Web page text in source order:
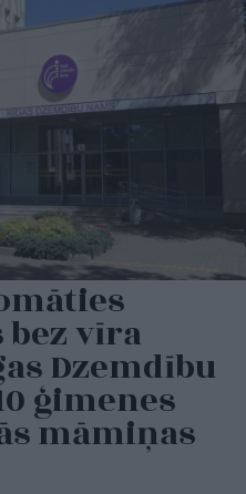
vīra
Dzemdību
ģimenes
māmiņas